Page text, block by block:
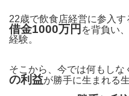
22歳で飲食店経営に参入す
借金1000万円 を背負い
経験。
そこから、今では何もしな
の利益が勝手に生まれる